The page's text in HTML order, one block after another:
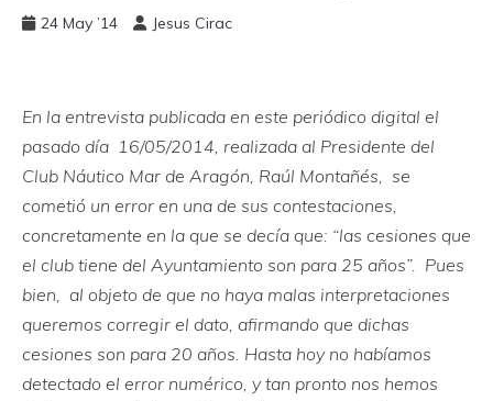
24 May ’14 Jesus Cirac
En la entrevista publicada en este periódico digital el
pasado día 16/05/2014, realizada al Presidente del
Club Náutico Mar de Aragón, Raúl Montañés, se
cometió un error en una de sus contestaciones,
concretamente en la que se decía que: “las cesiones que
el club tiene del Ayuntamiento son para 25 años”. Pues
bien, al objeto de que no haya malas interpretaciones
queremos corregir el dato, afirmando que dichas
cesiones son para 20 años. Hasta hoy no habíamos
detectado el error numérico, y tan pronto nos hemos